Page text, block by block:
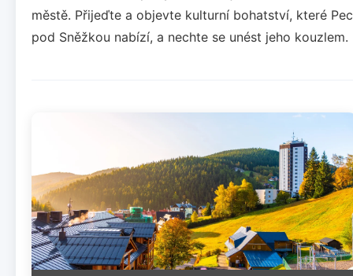
městě. Přijeďte a objevte kulturní bohatství, které Pec
pod Sněžkou nabízí, a nechte se unést jeho kouzlem.